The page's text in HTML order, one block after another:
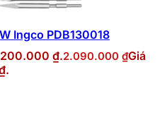
Ingco PDB130018
₫.2.090.000 ₫Giá